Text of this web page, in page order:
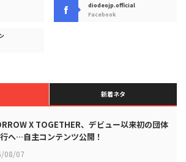
diodeojp.official
Facebook
新着ネタ
X TOGETHER、デビュー以来初の団体
へ…自主コンテンツ公開！
08/07